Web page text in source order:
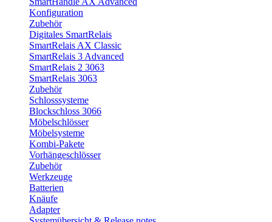
Konfiguration
Zubehör
Digitales SmartRelais
SmartRelais AX Classic
SmartRelais 3 Advanced
SmartRelais 2 3063
SmartRelais 3063
Zubehör
Schlosssysteme
Blockschloss 3066
Möbelschlösser
Möbelsysteme
Kombi-Pakete
Vorhängeschlösser
Zubehör
Werkzeuge
Batterien
Knäufe
Adapter